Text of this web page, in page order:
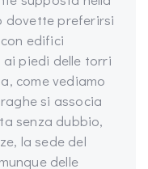
dovette preferirsi
edifici
piedi delle torri
come vediamo
si associa
senza dubbio,
la sede del
delle